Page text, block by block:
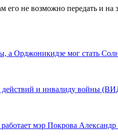
не возможно передать и на
а Орджоникидзе мог стать
действий и инвалиду войны
мэр Покрова